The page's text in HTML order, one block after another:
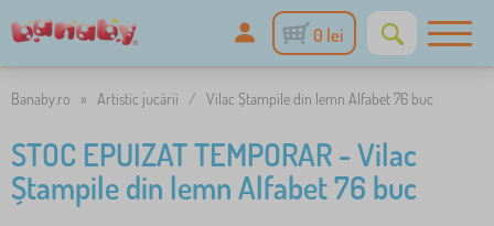
0 lei
Banaby.ro » Artistic jucării / Vilac Ștampile din lemn Alfabet 76 buc
STOC EPUIZAT TEMPORAR - Vilac
Ștampile din lemn Alfabet 76 buc